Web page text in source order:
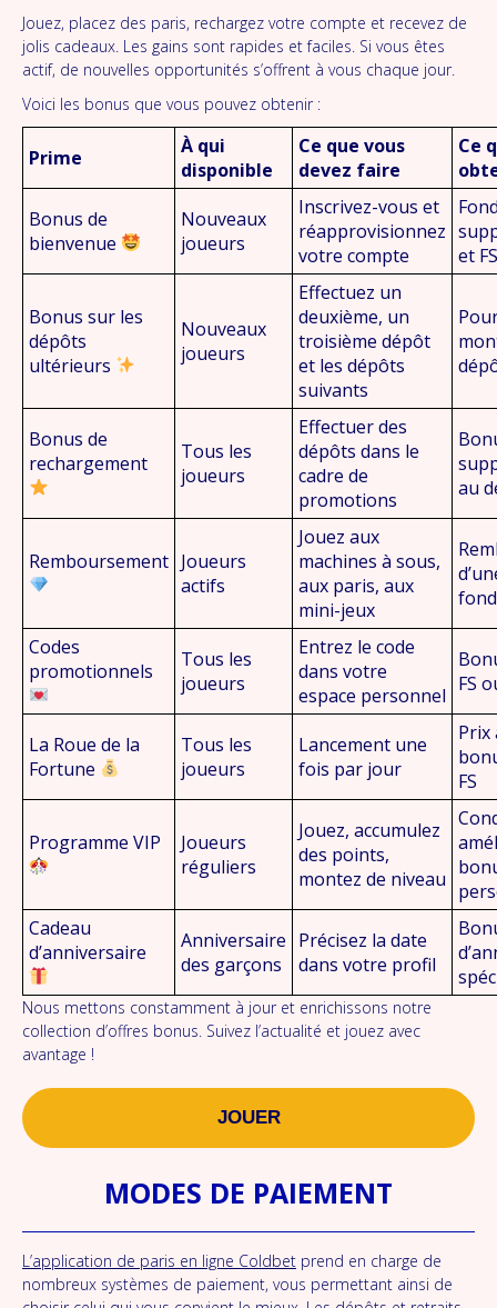
Jouez, placez des paris, rechargez votre compte et recevez de
jolis cadeaux. Les gains sont rapides et faciles. Si vous êtes
actif, de nouvelles opportunités s’offrent à vous chaque jour.
Voici les bonus que vous pouvez obtenir :
Prime
À qui
disponible
Ce que vous
devez faire
Ce
Bonus de
bienvenue
Nouveaux
joueurs
Inscrivez-vous et
réapprovisionnez
votre compte
et FS
Bonus sur les
dépôts
ultérieurs
Nouveaux
joueurs
Effectuez un
deuxième, un
troisième dépôt
et les dépôts
suivants
Bonus de
rechargement
Tous les
joueurs
Effectuer des
dépôts dans le
cadre de
promotions
au
Remboursement Joueurs
actifs
Jouez aux
machines à sous,
aux paris, aux
mini-jeux
Codes
promotionnels
Tous les
joueurs
Entrez le code
dans votre
espace personnel FS
La Roue de la
Fortune
Tous les
joueurs
Lancement une
fois par jour
Prix
FS
Programme VIP
Joueurs
réguliers
Jouez, accumulez
des points,
montez de niveau
Cadeau
d’anniversaire
Anniversaire
des garçons
Précisez la date
dans votre profil
Nous mettons constamment à jour et enrichissons notre
collection d’offres bonus. Suivez l’actualité et jouez avec
avantage !
JOUER
MODES DE PAIEMENT
L’application de paris en ligne Coldbet prend en charge de
nombreux systèmes de paiement, vous permettant ainsi de